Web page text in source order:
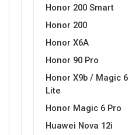
Honor 200 Smart
Honor 200
Honor X6A
Honor 90 Pro
Honor X9b / Magic 6
Lite
Honor Magic 6 Pro
Huawei Nova 12i